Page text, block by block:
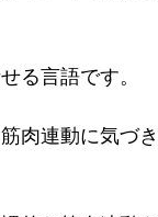
る言語です。
肉連動に気づ